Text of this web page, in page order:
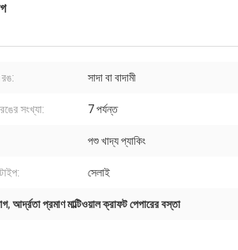
সাদা বা বাদামী
সংখ্যা: 7 পর্যন্ত
পশু খাদ্য প্যাকিং
সেলাই
, আর্দ্রতা প্রমাণ মাল্টিওয়াল ক্রাফট পেপারের বস্তা